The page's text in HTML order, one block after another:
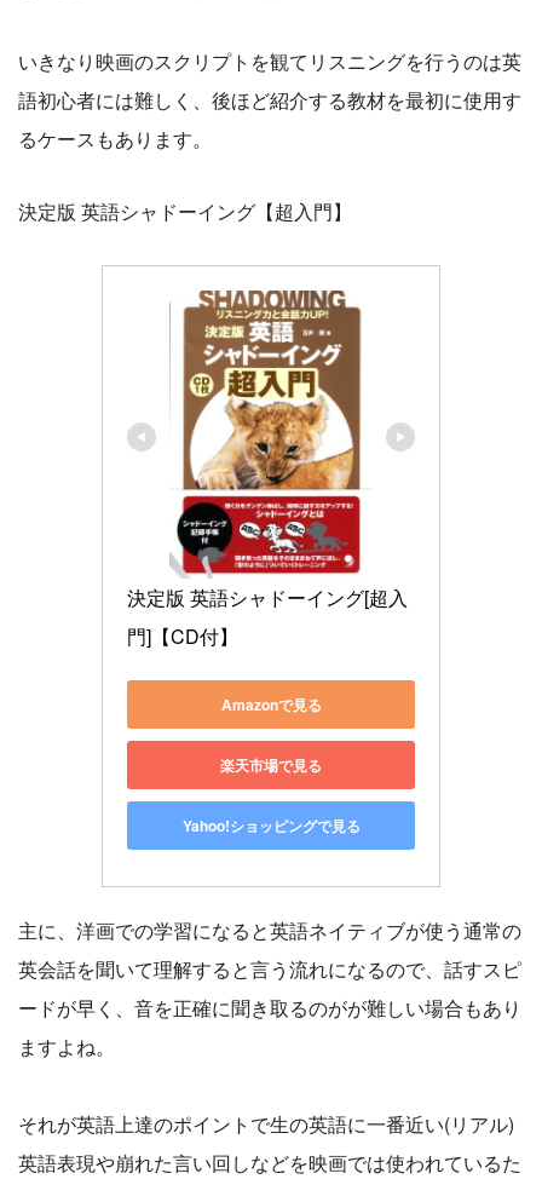
いきなり映画のスクリプトを観てリスニングを行うのは英
語初心者には難しく、後ほど紹介する教材を最初に使用す
るケースもあります。
決定版 英語シャドーイング【超入門】
決定版 英語シャドーイング[超入
門]【CD付】
Amazonで見る
楽天市場で見る
Yahoo!ショッピングで見る
主に、洋画での学習になると英語ネイティブが使う通常の
英会話を聞いて理解すると言う流れになるので、話すスピ
ードが早く、音を正確に聞き取るのがが難しい場合もあり
ますよね。
それが英語上達のポイントで生の英語に一番近い(リアル)
英語表現や崩れた言い回しなどを映画では使われているた